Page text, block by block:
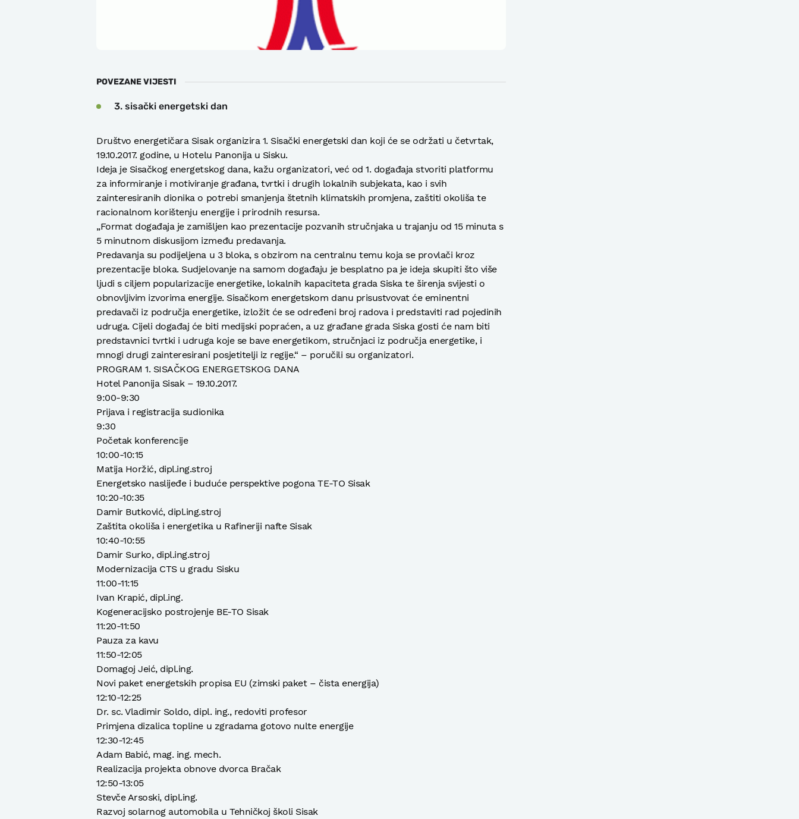
POVEZANE VIJESTI
3. sisački energetski dan
Društvo energetičara Sisak organizira 1. Sisački energetski dan koji će se održati u četvrtak,
19.10.2017. godine, u Hotelu Panonija u Sisku.
Ideja je Sisačkog energetskog dana, kažu organizatori, već od 1. događaja stvoriti platformu
za informiranje i motiviranje građana, tvrtki i drugih lokalnih subjekata, kao i svih
zainteresiranih dionika o potrebi smanjenja štetnih klimatskih promjena, zaštiti okoliša te
racionalnom korištenju energije i prirodnih resursa.
„Format događaja je zamišljen kao prezentacije pozvanih stručnjaka u trajanju od 15 minuta s
5 minutnom diskusijom između predavanja.
Predavanja su podijeljena u 3 bloka, s obzirom na centralnu temu koja se provlači kroz
prezentacije bloka. Sudjelovanje na samom događaju je besplatno pa je ideja skupiti što više
ljudi s ciljem popularizacije energetike, lokalnih kapaciteta grada Siska te širenja svijesti o
obnovljivim izvorima energije. Sisačkom energetskom danu prisustvovat će eminentni
predavači iz područja energetike, izložit će se određeni broj radova i predstaviti rad pojedinih
udruga. Cijeli događaj će biti medijski popraćen, a uz građane grada Siska gosti će nam biti
predstavnici tvrtki i udruga koje se bave energetikom, stručnjaci iz područja energetike, i
mnogi drugi zainteresirani posjetitelji iz regije.“ – poručili su organizatori.
PROGRAM 1. SISAČKOG ENERGETSKOG DANA
Hotel Panonija Sisak – 19.10.2017.
9:00-9:30
Prijava i registracija sudionika
9:30
Početak konferencije
10:00-10:15
Matija Horžić, dipl.ing.stroj
Energetsko naslijeđe i buduće perspektive pogona TE-TO Sisak
10:20-10:35
Damir Butković, dipl.ing.stroj
Zaštita okoliša i energetika u Rafineriji nafte Sisak
10:40-10:55
Damir Surko, dipl.ing.stroj
Modernizacija CTS u gradu Sisku
11:00-11:15
Ivan Krapić, dipl.ing.
Kogeneracijsko postrojenje BE-TO Sisak
11:20-11:50
Pauza za kavu
11:50-12:05
Domagoj Jeić, dipl.ing.
Novi paket energetskih propisa EU (zimski paket – čista energija)
12:10-12:25
Dr. sc. Vladimir Soldo, dipl. ing., redoviti profesor
Primjena dizalica topline u zgradama gotovo nulte energije
12:30-12:45
Adam Babić, mag. ing. mech.
Realizacija projekta obnove dvorca Bračak
12:50-13:05
Stevče Arsoski, dipl.ing.
Razvoj solarnog automobila u Tehničkoj školi Sisak